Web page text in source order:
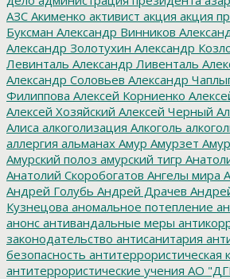
АЗС Акименко активист акция акция
Буксман Александр Винников
Александр Золотухин Александр
Левинталь Александр Ливенталь
Александр Соловьев Александр
Филиппова Алексей Корниенко
Алексей Хозяйский Алексей Черный
Алиса алкоголизация Алкоголь
аллергия альманах Амур Амурзет
Амурский полоз амурский тигр
Анатолий Скоробогатов Ангелы мира
Андрей Голубь Андрей Драчев
Кузнецова аномальное потепление
анонс антивандальные меры
законодательство антисанитария
безопасность антитеррористическая
антитеррористические учения АО